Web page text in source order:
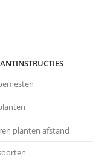
planten afstand